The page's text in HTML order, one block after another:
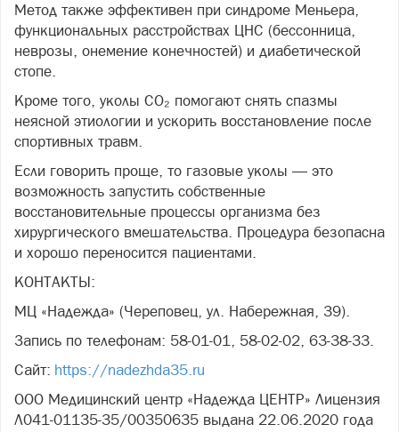
Метод также эффективен при синдроме Меньера,
функциональных расстройствах ЦНС (бессонница,
неврозы, онемение конечностей) и диабетической
стопе.
Кроме того, уколы CO₂ помогают снять спазмы
неясной этиологии и ускорить восстановление после
спортивных травм.
Если говорить проще, то газовые уколы — это
возможность запустить собственные
восстановительные процессы организма без
хирургического вмешательства. Процедура безопасна
и хорошо переносится пациентами.
КОНТАКТЫ:
МЦ «Надежда» (Череповец, ул. Набережная, 39).
Запись по телефонам: 58-01-01, 58-02-02, 63-38-33.
Сайт: https://nadezhda35.ru
ООО Медицинский центр «Надежда ЦЕНТР» Лицензия
Л041-01135-35/00350635 выдана 22.06.2020 года